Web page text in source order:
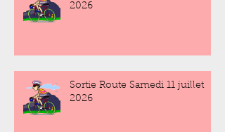
2026
Sortie Route Samedi 11 juillet
2026